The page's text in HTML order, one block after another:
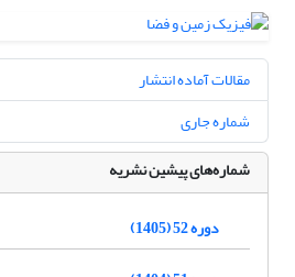
مقالات آماده انتشار
شماره جاری
شماره‌های پیشین نشریه
دوره 52 (1405)